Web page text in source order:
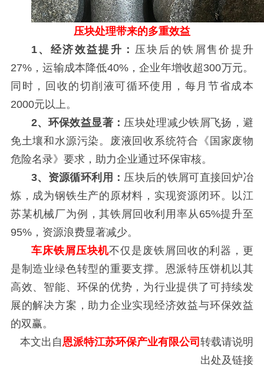
压块处理带来的多重效益
1、经济效益提升： 压块后的铁屑售价提升
27%，运输成本降低40%，企业年增收超300万元。
同时，回收的切削液可循环使用，每月节省成本
2000元以上。
2、环保效益显著： 压块处理减少铁屑飞扬，避
免土壤和水源污染。废液回收系统符合《国家废物
危险名录》要求，助力企业通过环保审核。
3、资源循环利用： 压块后的铁屑可直接回炉冶
炼，成为钢铁生产的原材料，实现资源闭环。以江
苏某机械厂为例，其铁屑回收利用率从65%提升至
95%，资源浪费显著减少。
车床铁屑压块机不仅是废铁屑回收的利器，更
是制造业绿色转型的重要支撑。恩派特压饼机以其
高效、智能、环保的优势，为行业提供了可持续发
展的解决方案，助力企业实现经济效益与环保效益
的双赢。
本文出自恩派特江苏环保产业有限公司转载请说明
出处及链接